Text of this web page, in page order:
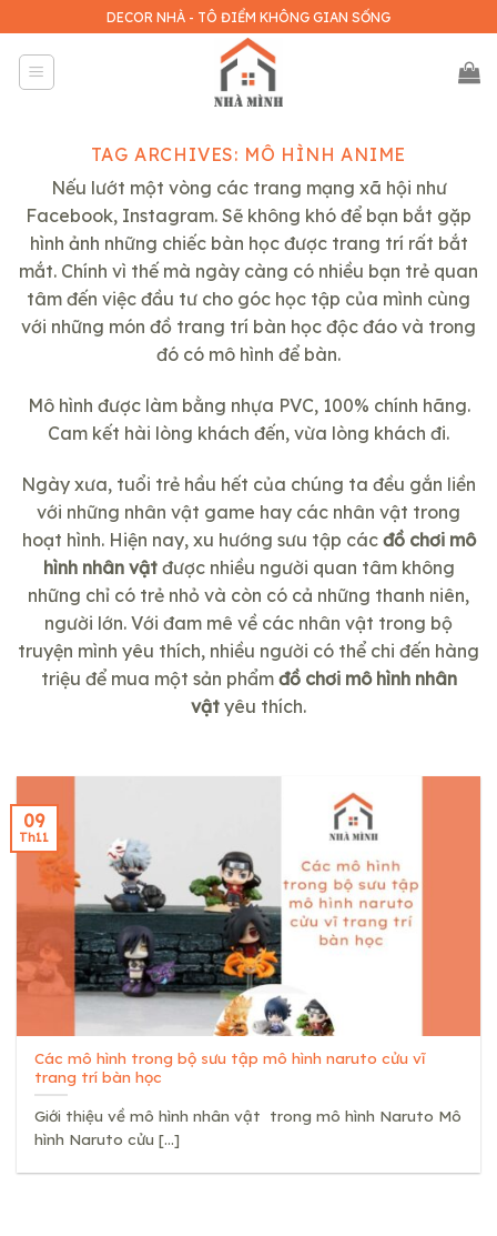
to
content
DECOR NHÀ - TÔ ĐIỂM KHÔNG GIAN SỐNG
TAG ARCHIVES: MÔ HÌNH ANIME
Nếu lướt một vòng các trang mạng xã hội như
Facebook, Instagram. Sẽ không khó để bạn bắt gặp
hình ảnh những chiếc bàn học được trang trí rất bắt
mắt. Chính vì thế mà ngày càng có nhiều bạn trẻ quan
tâm đến việc đầu tư cho góc học tập của mình cùng
với những món đồ trang trí bàn học độc đáo và trong
đó có mô hình để bàn.
Mô hình được làm bằng nhựa PVC, 100% chính hãng.
Cam kết hài lòng khách đến, vừa lòng khách đi.
Ngày xưa, tuổi trẻ hầu hết của chúng ta đều gắn liền
với những nhân vật game hay các nhân vật trong
hoạt hình. Hiện nay, xu hướng sưu tập các đồ chơi mô
hìnhnhân vật được nhiều người quan tâm không
những chỉ có trẻ nhỏ và còn có cả những thanh niên,
người lớn. Với đam mê về các nhân vật trong bộ
truyện mình yêu thích, nhiều người có thể chi đến hàng
triệu để mua một sản phẩm đồ chơi mô hìnhnhân
vật yêu thích.
Các mô hình trong bộ sưu tập mô hình naruto cửu vĩ
trang trí bàn học
Giới thiệu về mô hình nhân vật trong mô hình Naruto Mô
hình Naruto cửu [...]
09
Th11